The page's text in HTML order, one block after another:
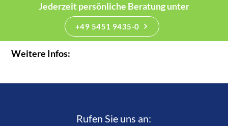
Jederzeit persönliche Beratung unter
+49 5451 9435-0
Weitere Infos:
Rufen Sie uns an:­